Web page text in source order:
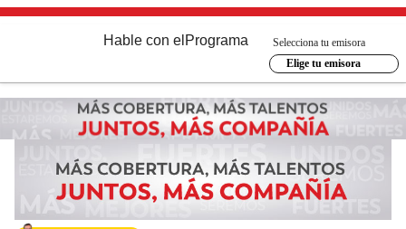
Hable con el Programa
Selecciona tu emisora
Elige tu emisora